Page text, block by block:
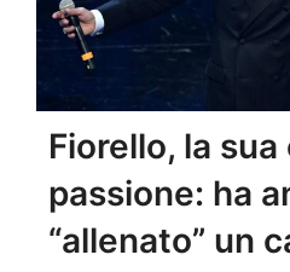
Fiorello, la
passione: ha
“allenato” un